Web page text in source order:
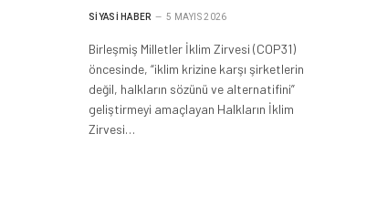
SIYASI HABER 5 MAYIS 2026
Birleşmiş Milletler İklim Zirvesi (COP31)
öncesinde, “iklim krizine karşı şirketlerin
değil, halkların sözünü ve alternatifini”
geliştirmeyi amaçlayan Halkların İklim
Zirvesi…